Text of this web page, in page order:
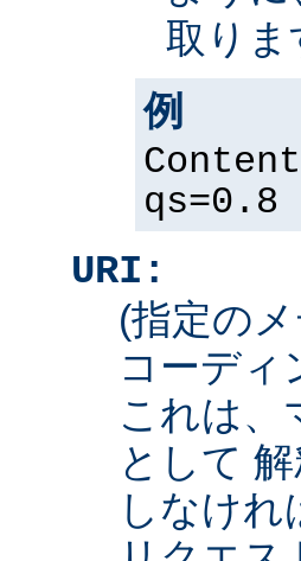
取りま
例
qs=0.8
URI:
(指定の
コーディ
これは、
として
しなけ